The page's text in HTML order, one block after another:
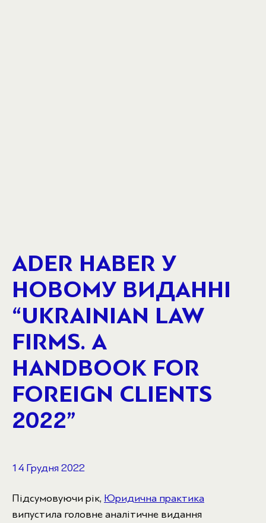
ADER HABER У
НОВОМУ ВИДАННІ
“UKRAINIAN LAW
FIRMS. A
HANDBOOK FOR
FOREIGN CLIENTS
2022”
14 Грудня 2022
Підсумовуючи рік, Юридична практика
випустила головне аналітичне видання